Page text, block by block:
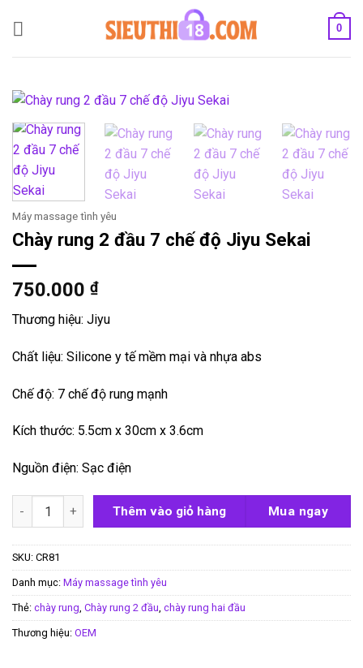
0
Máy massage tình yêu
Chày rung 2 đầu 7 chế độ Jiyu Sekai
750.000 ₫
Thương hiệu: Jiyu
Chất liệu: Silicone y tế mềm mại và nhựa abs
Chế độ: 7 chế độ rung mạnh
Kích thước: 5.5cm x 30cm x 3.6cm
Nguồn điện: Sạc điện
Chày rung 2 đầu 7 chế độ Jiyu Sekai số lượng
Thêm vào giỏ hàng Mua ngay
SKU: CR81
Danh mục: Máy massage tình yêu
Thẻ: chày rung Chày rung 2 đầu chày rung hai đầu
Thương hiệu: OEM